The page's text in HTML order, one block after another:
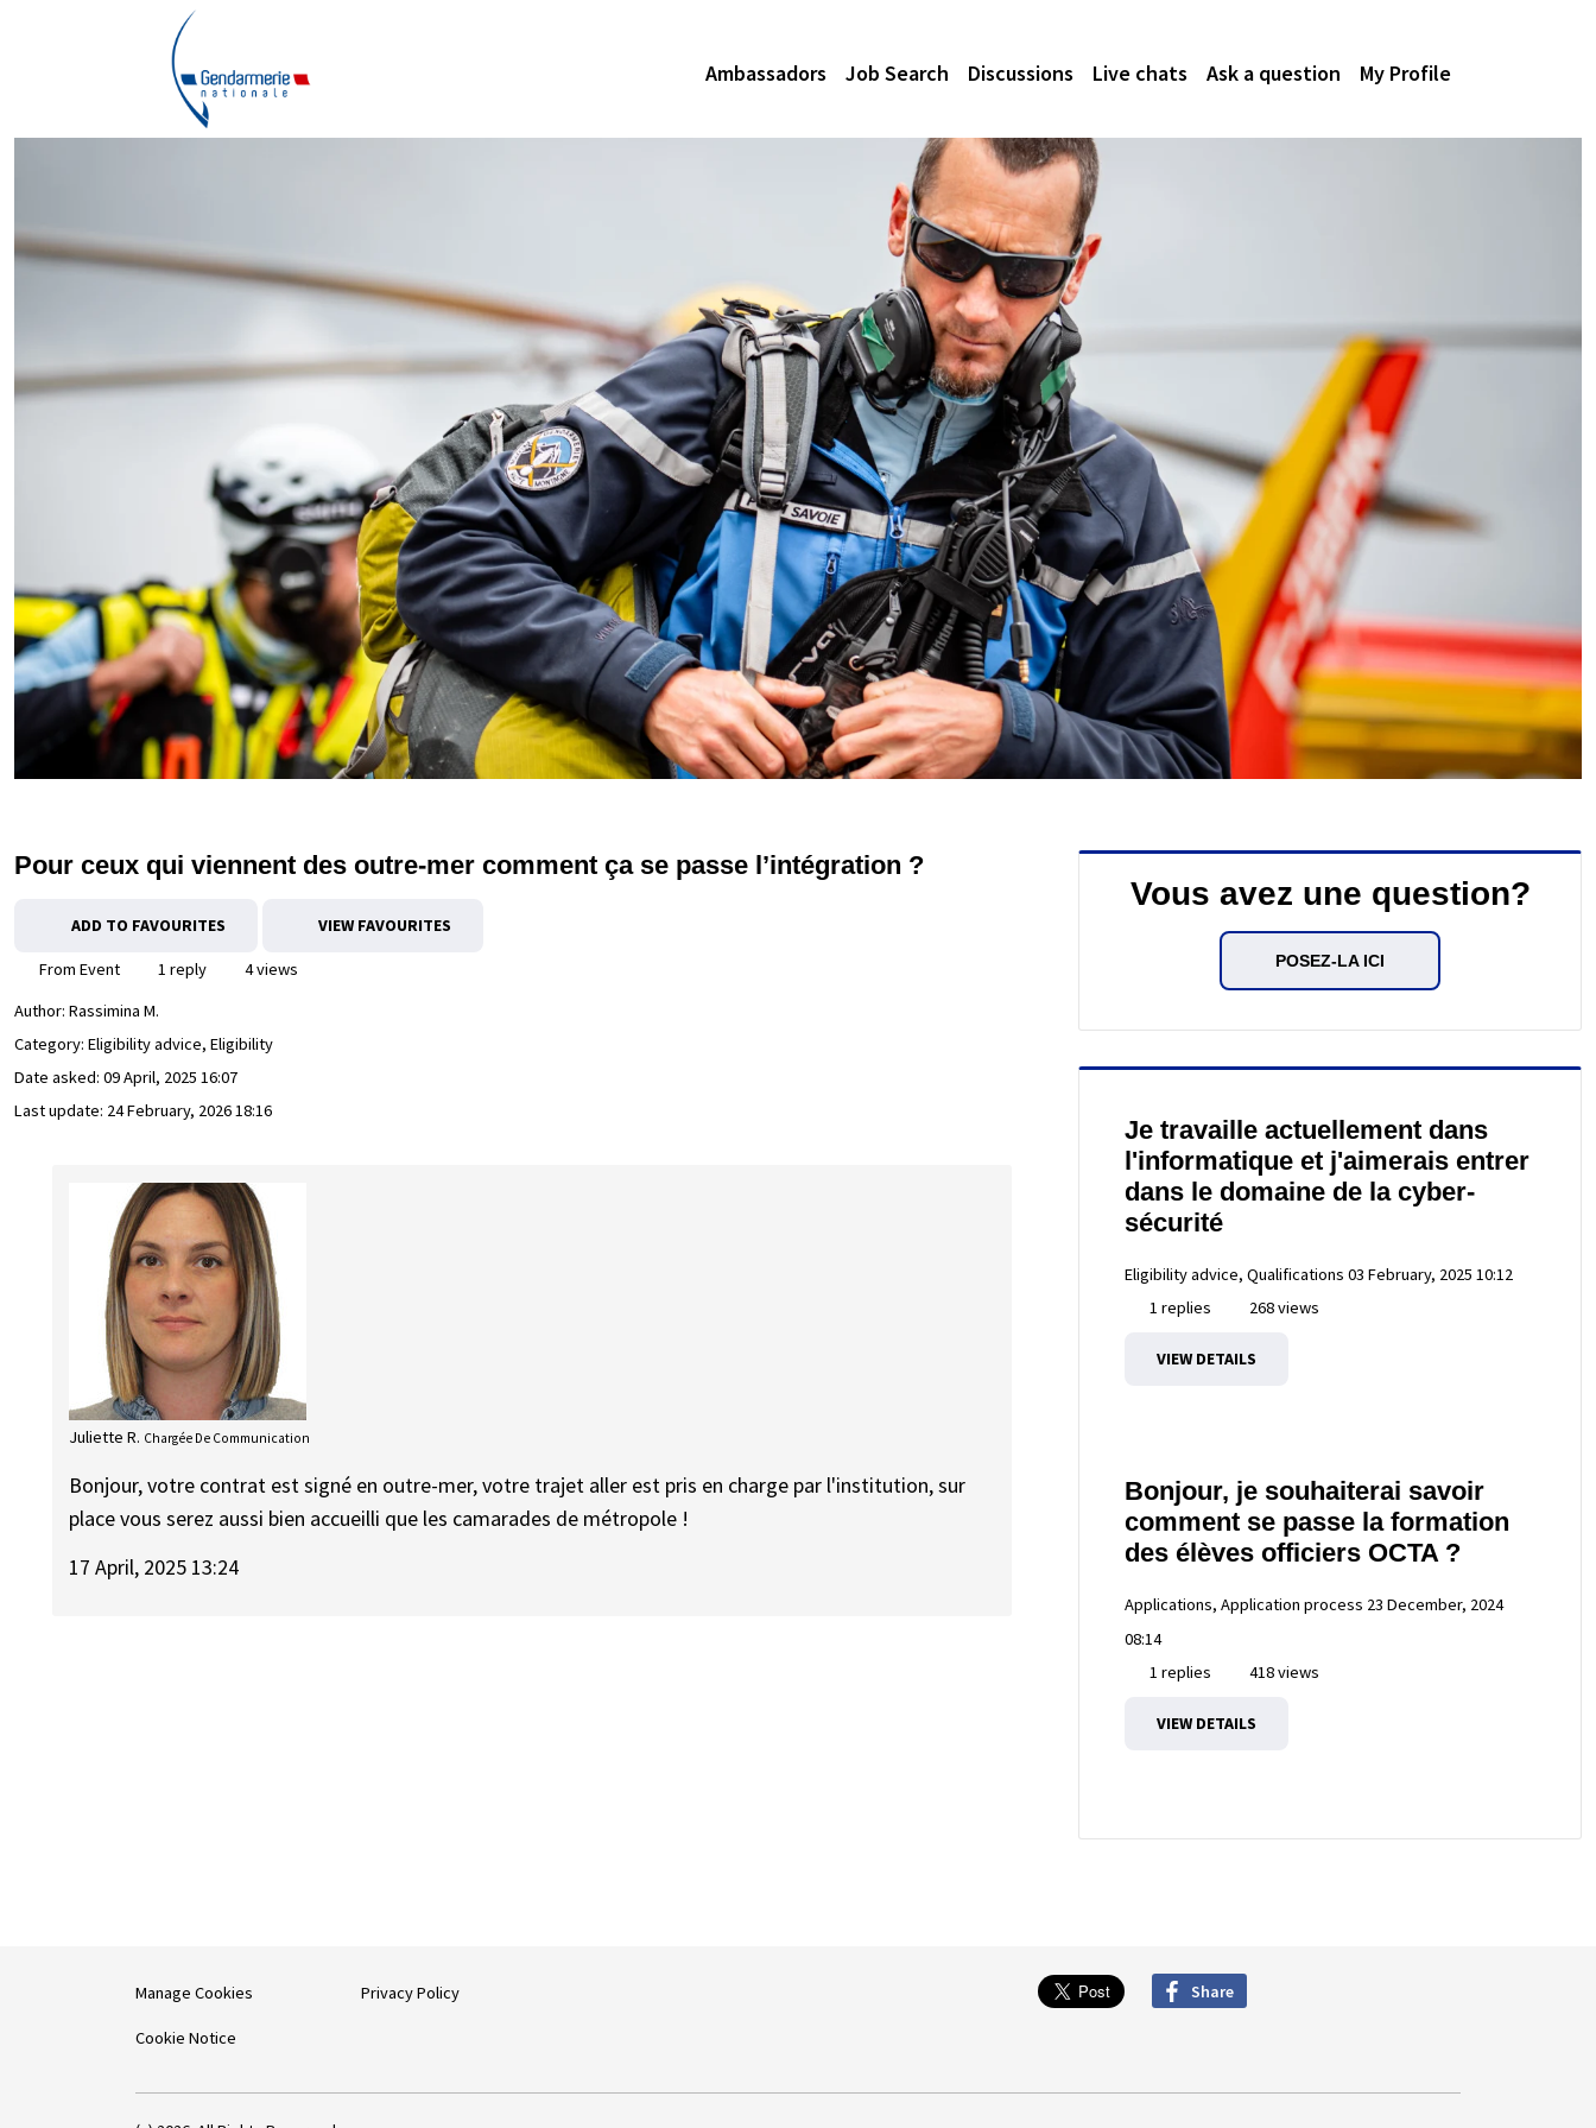
Ambassadors Job Search Discussions Live chats Ask a question My Profile
Pour ceux qui viennent des outre-mer comment ça se passe l’intégration ?
ADD TO FAVOURITES VIEW FAVOURITES
From Event 1 reply
4 views
Author: Rassimina M.
Category: Eligibility advice, Eligibility
Date asked: 09 April, 2025 16:07
Last update: 24 February, 2026 18:16
Juliette R. Chargée De Communication
Bonjour, votre contrat est signé en outre-mer, votre trajet aller est pris en charge par l'institution, sur
place vous serez aussi bien accueilli que les camarades de métropole !
17 April, 2025 13:24
Vous avez une question?
POSEZ-LA ICI
Je travaille actuellement dans
l'informatique et j'aimerais entrer
dans le domaine de la cyber-
sécurité
Eligibility advice, Qualifications 03 February, 2025 10:12
1 replies
268 views
VIEW DETAILS
Bonjour, je souhaiterai savoir
comment se passe la formation
des élèves officiers OCTA ?
Applications, Application process 23 December, 2024
08:14
1 replies
418 views
VIEW DETAILS
Manage Cookies
Cookie Notice
Privacy Policy Share